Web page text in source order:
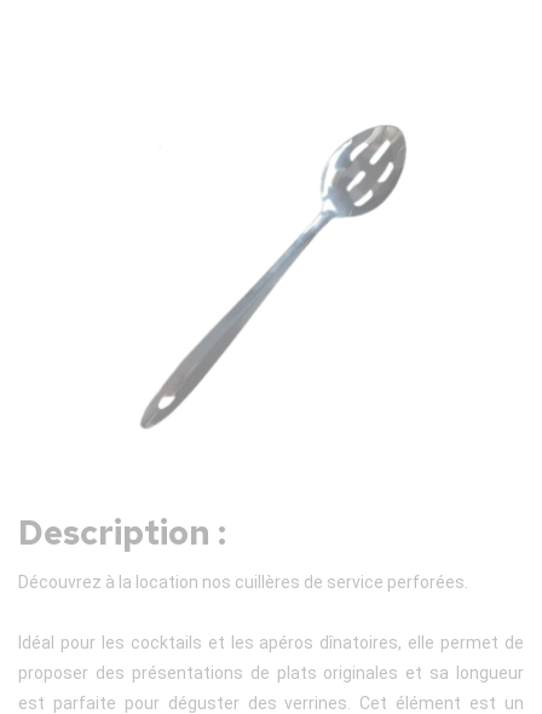
Description :
Découvrez à la location nos cuillères de service perforées.
Idéal pour les cocktails et les apéros dînatoires, elle permet de
proposer des présentations de plats originales et sa longueur
est parfaite pour déguster des verrines. Cet élément est un